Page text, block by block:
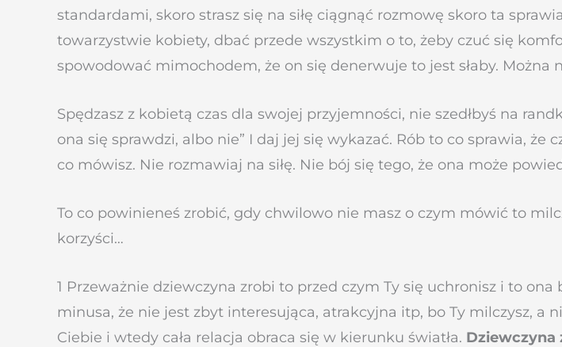
standardami, skoro strasz się na siłę ciągnąć rozmowę skoro ta
towarzystwie kobiety, dbać przede wszystkim o to, żeby czuć się
spowodować mimochodem, że on się denerwuje to jest słaby. Można
Spędzasz z kobietą czas dla swojej przyjemności, nie szedłbyś na
ona się sprawdzi, albo nie” I daj jej się wykazać. Rób to co sprawia,
co mówisz. Nie rozmawiaj na siłę. Nie bój się tego, że ona może
To co powinieneś zrobić, gdy chwilowo nie masz o czym mówić to
korzyści…
1 Przeważnie dziewczyna zrobi to przed czym Ty się uchronisz i to
minusa, że nie jest zbyt interesująca, atrakcyjna itp, bo Ty milczysz, a
Ciebie i wtedy cała relacja obraca się w kierunku światła. Dziewczyna